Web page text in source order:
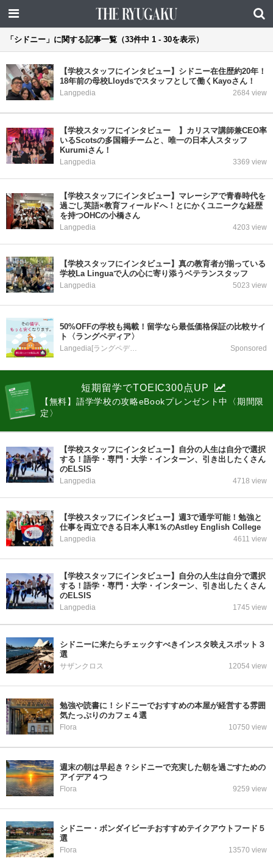
「シドニー」に関する記事一覧（33件中 1 - 30を表示）
【学校スタッフにインタビュー】シドニー在住歴約20年！
18年前の母校Lloydsでスタッフとして働くKayoさん！
Langpedia 2684 view
【学校スタッフにインタビュー 】カリスマ講師兼CEO率
いるScotsの多国籍チームと、唯一の日本人スタッフ
Kurumiさん！
Langpedia 3369 view
【学校スタッフにインタビュー】マレーシアで青春時代を
過ごし英語×教育フィールドへ！とにかくユニークな経歴
を持つOHCの小橋さん
Langpedia 4203 view
【学校スタッフにインタビュー】真の教育者が揃っている
学校La Linguaで人の心に寄り添うベテランスタッフ
Langpedia 5023 view
50%OFFの学校も掲載！留学なら最低価格保証の比較サイ
ト〈ラングペディア〉
Langedia[ラングペディア] Sponsored
短期留学でTOEIC300点UP
【無料】語学学校の攻略eBookプレンゼント中〈期間限
定〉
【学校スタッフにインタビュー】自分の人生は自分で選択
する！語学・専門・大学・インターン、引き出したくさん
のELSIS
Langpedia 4718 view
【学校スタッフにインタビュー】週3で通学可能！勉強と
仕事を両立できる日本人率1％のAstley English College
Langpedia 4611 view
【学校スタッフにインタビュー】自分の人生は自分で選択
する！語学・専門・大学・インターン、引き出したくさん
のELSIS
Langpedia 1745 view
シドニーに来たらチェックすべきインスタ映えスポット３
選
サザンクロス 12054 view
勉強や読書に！シドニーでおすすめの本屋が経営する雰囲
気たっぷりのカフェ４選
Flora 10750 view
週末の朝は早起き？シドニーで充実した朝を過ごすための
アイデア４つ
Flora 9259 view
シドニー・ボンダイビーチおすすめテイクアウトフード５
選
Flora 13570 view